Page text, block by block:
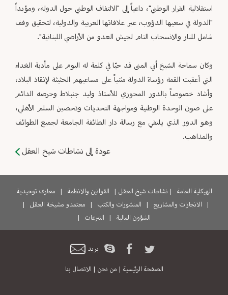
استقلالية القرار الوطني"، داعياً إلى "الالتفاف الوطني حول الدولة، ومؤيداً
"الدولة في سعيها الدؤوب، عبر علاقاتها العربية والدولية، لتحقيق وقف
شامل للنار والانسحاب التام لجيش العدو من الأراضي اللبنانية".
وكان سماحة الشيخ أبي المنى قد حيّا في كلمة له اليوم على مأدبة الغداء
التي أعقبت القمة رؤساءَ الدولة مثنياً على مساعيهم الحثيثة لإنقاذ البلاد،
وأشاد خصوصاً بالدور المحوري للأستاذ وليد جنبلاط وحرصه الدائم
على صون الوحدة الوطنية ومواجهة التحديات وتحصين السلم الأهلي،
وهو الدور الذي يلتقي مع رسالة دار الطائفة الجامعة لجميع الطوائف
والمذاهب.
عودة إلى نشاطات شيخ العقل
الهيكلية العامة | نشاطات شيخ العقل | القوانين والانظمة |
معارف توحيدية
|
الانجازات والمشاريع | المنشورات والكتب | معتمدو مشيخة العقل
|
الشؤون المالية
| التبرعات |
بريد
الصفحة الرئيسية | من نحن | الاتصال بنا